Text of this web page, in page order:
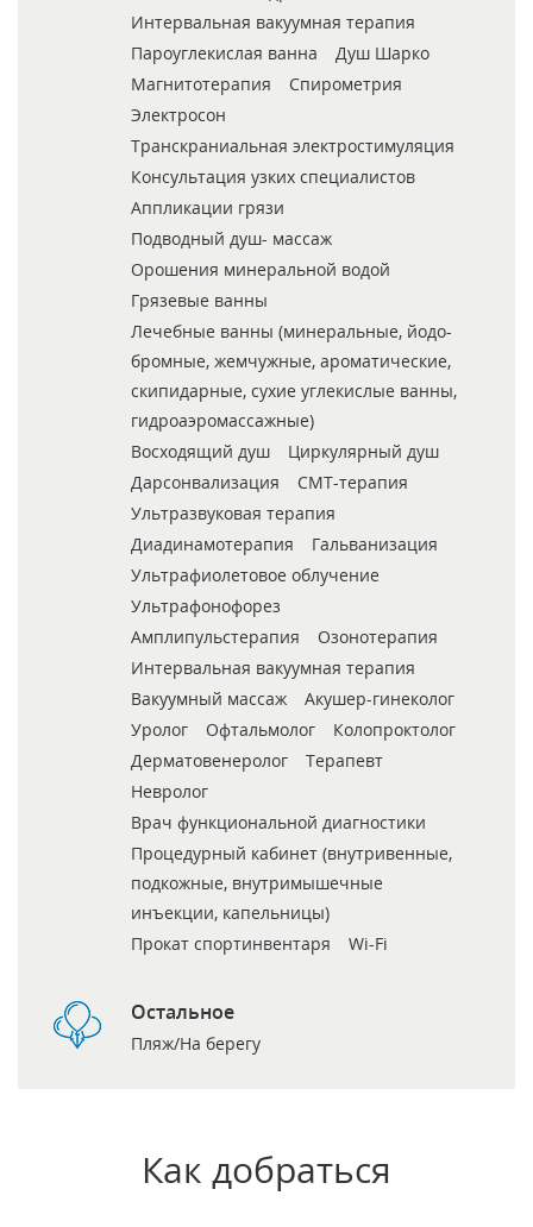
Интервальная вакуумная терапия
Пароуглекислая ванна
Душ Шарко
Магнитотерапия
Спирометрия
Электросон
Транскраниальная электростимуляция
Консультация узких специалистов
Аппликации грязи
Подводный душ- массаж
Орошения минеральной водой
Грязевые ванны
Лечебные ванны (минеральные, йодо-
бромные, жемчужные, ароматические,
скипидарные, сухие углекислые ванны,
гидроаэромассажные)
Восходящий душ
Циркулярный душ
Дарсонвализация
СМТ-терапия
Ультразвуковая терапия
Диадинамотерапия
Гальванизация
Ультрафиолетовое облучение
Ультрафонофорез
Амплипульстерапия
Озонотерапия
Интервальная вакуумная терапия
Вакуумный массаж
Акушер-гинеколог
Уролог
Офтальмолог
Колопроктолог
Дерматовенеролог
Терапевт
Невролог
Врач функциональной диагностики
Процедурный кабинет (внутривенные,
подкожные, внутримышечные
инъекции, капельницы)
Прокат спортинвентаря
Wi-Fi
Остальное
Пляж/На берегу
Как добраться